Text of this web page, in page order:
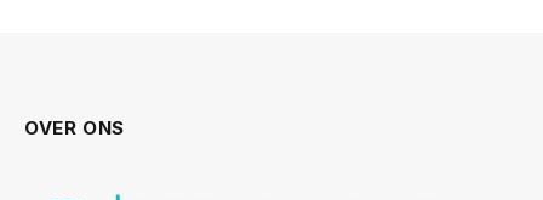
OVER ONS